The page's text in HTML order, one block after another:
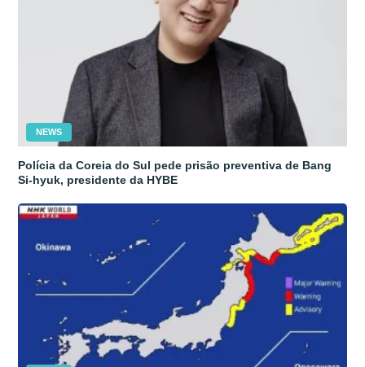
NEWS
Polícia da Coreia do Sul pede prisão preventiva de Bang
Si-hyuk, presidente da HYBE